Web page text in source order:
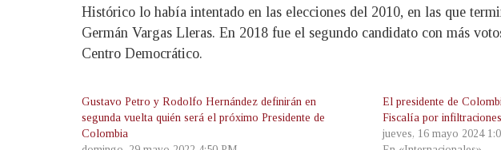
Histórico lo había intentado en las elecciones del 2010, en las que
Germán Vargas Lleras. En 2018 fue el segundo candidato con más
Centro Democrático.
Gustavo Petro y Rodolfo Hernández definirán en
segunda vuelta quién será el próximo Presidente de
Colombia
El presidente de
Fiscalía por
jueves, 16 mayo 2024